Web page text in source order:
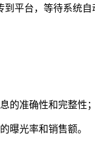
平台，等待系统自
的准确性和完整性；
曝光率和销售额。